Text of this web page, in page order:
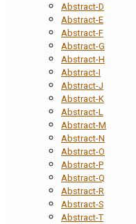
Abstract-D
Abstract-E
Abstract-F
Abstract-G
Abstract-H
Abstract-I
Abstract-J
Abstract-K
Abstract-L
Abstract-M
Abstract-N
Abstract-O
Abstract-P
Abstract-Q
Abstract-R
Abstract-S
Abstract-T